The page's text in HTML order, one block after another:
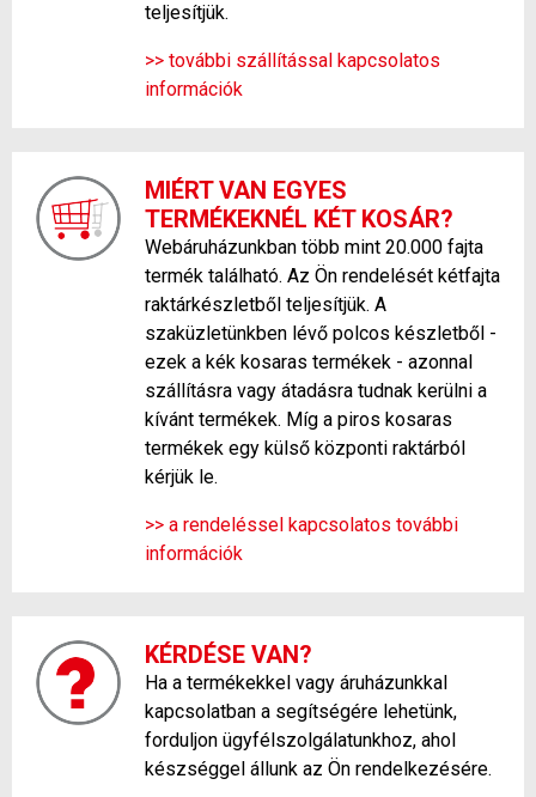
teljesítjük.
>> további szállítással kapcsolatos
információk
MIÉRT VAN EGYES
TERMÉKEKNÉL KÉT KOSÁR?
Webáruházunkban több mint 20.000 fajta
termék található. Az Ön rendelését kétfajta
raktárkészletből teljesítjük. A
szaküzletünkben lévő polcos készletből -
ezek a kék kosaras termékek - azonnal
szállításra vagy átadásra tudnak kerülni a
kívánt termékek. Míg a piros kosaras
termékek egy külső központi raktárból
kérjük le.
>> a rendeléssel kapcsolatos további
információk
KÉRDÉSE VAN?
Ha a termékekkel vagy áruházunkkal
kapcsolatban a segítségére lehetünk,
forduljon ügyfélszolgálatunkhoz, ahol
készséggel állunk az Ön rendelkezésére.